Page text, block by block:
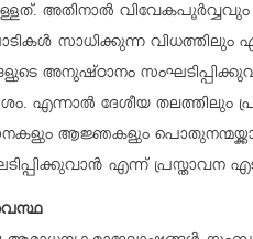
അതിനാൽ
സാധിക്കുന്ന
അനുഷ്ഠാനം
എന്നാൽ ദേശീയ തലത്തിലും
ആജ്ഞകളും
എന്ന്